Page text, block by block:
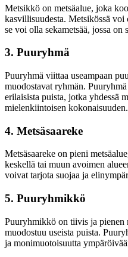
Metsikkö on metsäalue, joka
kasvillisuudesta. Metsikössä
se voi olla sekametsää, jossa on
3. Puuryhmä
Puuryhmä viittaa useampaan
muodostavat ryhmän.
erilaisista puista, jotka yhdessä
mielenkiintoisen kokonaisuuden.
4. Metsäsaareke
Metsäsaareke on pieni
keskellä tai muun avoimen
voivat tarjota suojaa ja
5. Puuryhmikkö
Puuryhmikkö on tiivis ja pienen
muodostuu useista puista.
ja monimuotoisuutta